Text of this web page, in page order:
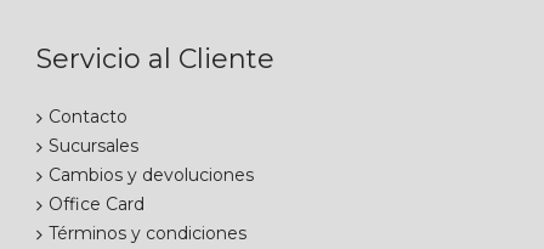
Servicio al Cliente
Contacto
Sucursales
Cambios y devoluciones
Office Card
Términos y condiciones